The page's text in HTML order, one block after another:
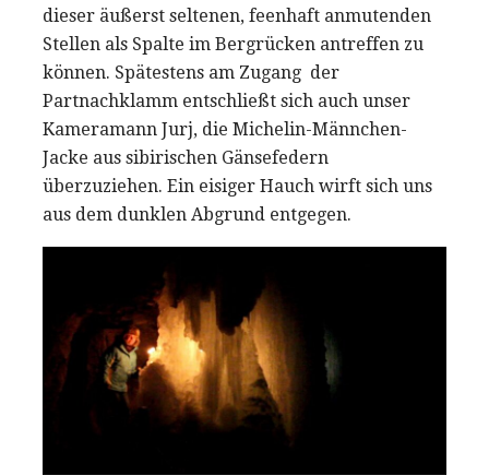
dieser äußerst seltenen, feenhaft anmutenden
Stellen als Spalte im Bergrücken antreffen zu
können. Spätestens am Zugang der
Partnachklamm entschließt sich auch unser
Kameramann Jurj, die Michelin-Männchen-
Jacke aus sibirischen Gänsefedern
überzuziehen. Ein eisiger Hauch wirft sich uns
aus dem dunklen Abgrund entgegen.